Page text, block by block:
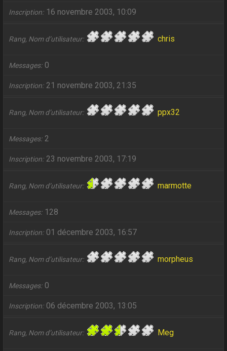
Inscription 16 novembre 2003, 10:09
Rang, Nom d’utilisateur chris
Messages 0
Inscription 21 novembre 2003, 21:35
Rang, Nom d’utilisateur ppx32
Messages 2
Inscription 23 novembre 2003, 17:19
Rang, Nom d’utilisateur marmotte
Messages 128
Inscription 01 décembre 2003, 16:57
Rang, Nom d’utilisateur morpheus
Messages 0
Inscription 06 décembre 2003, 13:05
Rang, Nom d’utilisateur Meg